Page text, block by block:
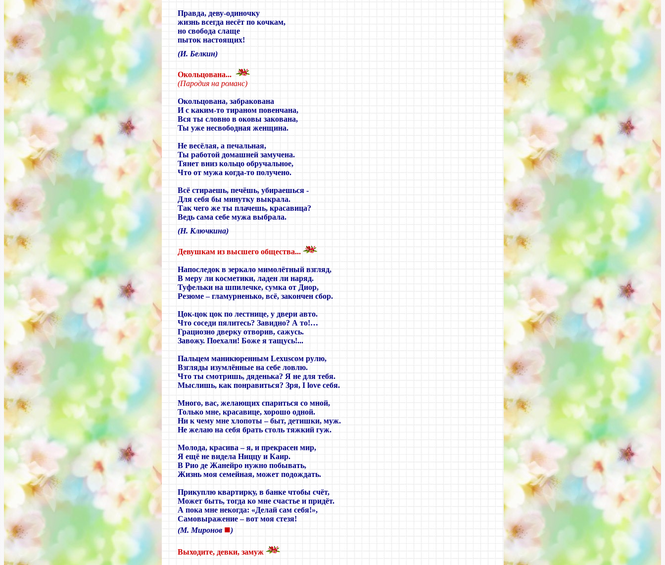
Правда, деву-одиночку
жизнь всегда несёт по кочкам,
но свобода слаще
пыток настоящих!
(И. Белкин)
Окольцована...
(Пародия на романс)
Окольцована, забракована
И с каким-то тираном повенчана,
Вся ты словно в оковы закована,
Ты уже несвободная женщина.
Не весёлая, а печальная,
Ты работой домашней замучена.
Тянет вниз кольцо обручальное,
Что от мужа когда-то получено.
Всё стираешь, печёшь, убираешься -
Для себя бы минутку выкрала.
Так чего же ты плачешь, красавица?
Ведь сама себе мужа выбрала.
(Н. Ключкина)
Девушкам из высшего общества...
Напоследок в зеркало мимолётный взгляд,
В меру ли косметики, ладен ли наряд.
Туфельки на шпилечке, сумка от Диор,
Резюме – гламурненько, всё, закончен сбор.
Цок-цок цок по лестнице, у двери авто.
Что соседи пялитесь? Завидно? А то!…
Грациозно дверку отворив, сажусь.
Завожу. Поехали! Боже я тащусь!...
Пальцем маникюренным Lexusсом рулю,
Взгляды изумлённые на себе ловлю.
Что ты смотришь, дяденька? Я не для тебя.
Мыслишь, как понравиться? Зря, I love себя.
Много, вас, желающих спариться со мной,
Только мне, красавице, хорошо одной.
Ни к чему мне хлопоты – быт, детишки, муж.
Не желаю на себя брать столь тяжкий гуж.
Молода, красива – я, и прекрасен мир,
Я ещё не видела Ниццу и Каир.
В Рио де Жанейро нужно побывать,
Жизнь моя семейная, может подождать.
Прикуплю квартирку, в банке чтобы счёт,
Может быть, тогда ко мне счастье и придёт.
А пока мне некогда: «Делай сам себя!»,
Самовыражение – вот моя стезя!
(М. Миронов ■)
Выходите, девки, замуж